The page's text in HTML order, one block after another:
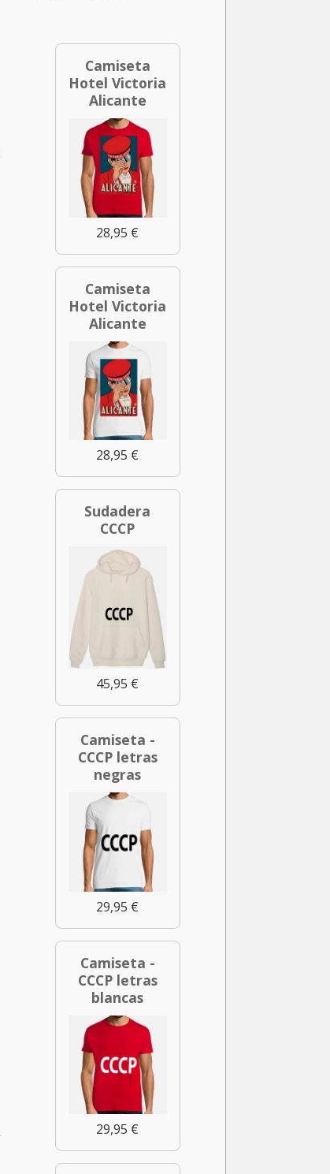
Camiseta
Hotel Victoria
Alicante
28,95 €
Camiseta
Hotel Victoria
Alicante
28,95 €
Sudadera
CCCP
45,95 €
Camiseta -
CCCP letras
negras
29,95 €
Camiseta -
CCCP letras
blancas
29,95 €